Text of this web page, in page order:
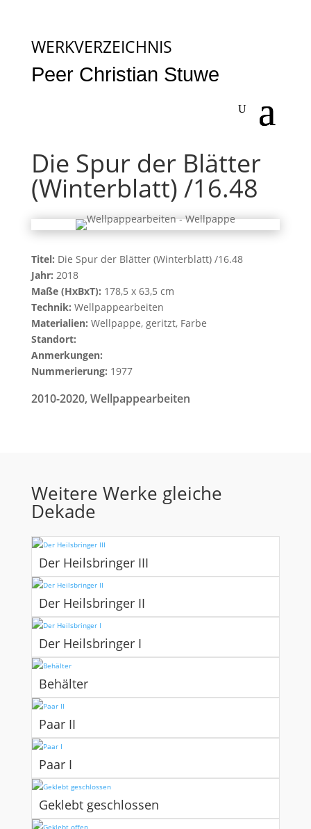
WERKVERZEICHNIS
Peer Christian Stuwe
Die Spur der Blätter
(Winterblatt) /16.48
Titel: Die Spur der Blätter (Winterblatt) /16.48
Jahr: 2018
Maße (HxBxT): 178,5 x 63,5 cm
Technik: Wellpappearbeiten
Materialien: Wellpappe, geritzt, Farbe
Standort:
Anmerkungen:
Nummerierung: 1977
2010-2020, Wellpappearbeiten
Weitere Werke gleiche
Dekade
Der Heilsbringer III
Der Heilsbringer II
Der Heilsbringer I
Behälter
Paar II
Paar I
Geklebt geschlossen